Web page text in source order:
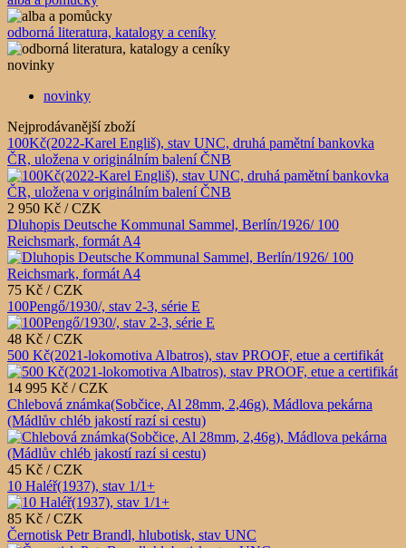
odborná literatura, katalogy a ceníky
novinky
novinky
Nejprodávanější zboží
100Kč(2022-Karel Engliš), stav UNC, druhá pamětní bankovka
ČR, uložena v originálním balení ČNB
2 950 Kč / CZK
Dluhopis Deutsche Kommunal Sammel, Berlín/1926/ 100
Reichsmark, formát A4
75 Kč / CZK
100Pengő/1930/, stav 2-3, série E
48 Kč / CZK
500 Kč(2021-lokomotiva Albatros), stav PROOF, etue a certifikát
14 995 Kč / CZK
Chlebová známka(Sobčice, Al 28mm, 2,46g), Mádlova pekárna
(Mádlův chléb jakostí razí si cestu)
45 Kč / CZK
10 Haléř(1937), stav 1/1+
85 Kč / CZK
Černotisk Petr Brandl, hlubotisk, stav UNC